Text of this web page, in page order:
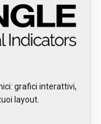
grafici interattivi,
layout.